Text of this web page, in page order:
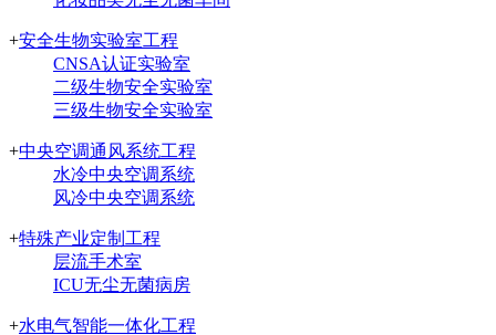
+安全生物实验室工程
CNSA认证实验室
二级生物安全实验室
三级生物安全实验室
+中央空调通风系统工程
水冷中央空调系统
风冷中央空调系统
+特殊产业定制工程
层流手术室
ICU无尘无菌病房
+水电气智能一体化工程